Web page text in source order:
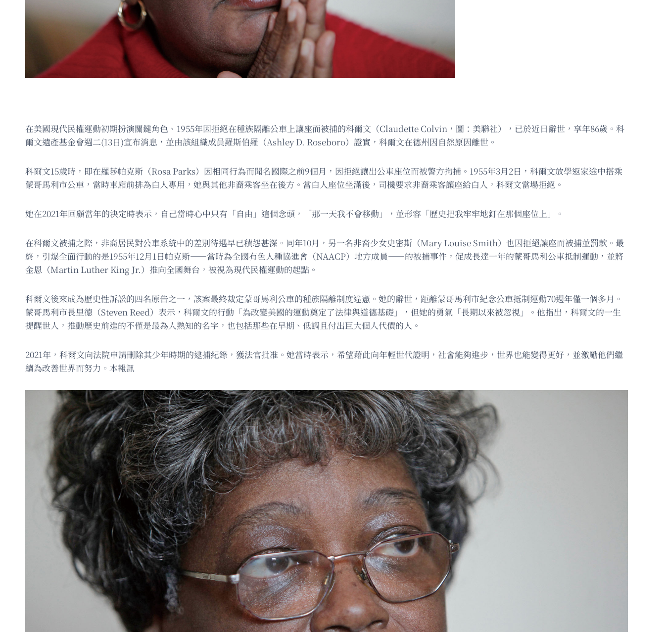
在美國現代民權運動初期扮演關鍵角色、1955年因拒絕在種族隔離公車上讓座而被捕的科爾文（Claudette Colvin，圖：美聯社），已於近日辭世，享年86歲。科
爾文遺產基金會週二(13日)宣布消息，並由該組織成員羅斯伯羅（Ashley D. Roseboro）證實，科爾文在德州因自然原因離世。
科爾文15歲時，即在羅莎帕克斯（Rosa Parks）因相同行為而聞名國際之前9個月，因拒絕讓出公車座位而被警方拘捕。1955年3月2日，科爾文放學返家途中搭乘
蒙哥馬利市公車，當時車廂前排為白人專用，她與其他非裔乘客坐在後方。當白人座位坐滿後，司機要求非裔乘客讓座給白人，科爾文當場拒絕。
她在2021年回顧當年的決定時表示，自己當時心中只有「自由」這個念頭，「那一天我不會移動」，並形容「歷史把我牢牢地釘在那個座位上」。
在科爾文被捕之際，非裔居民對公車系統中的差別待遇早已積怨甚深。同年10月，另一名非裔少女史密斯（Mary Louise Smith）也因拒絕讓座而被捕並罰款。最
終，引爆全面行動的是1955年12月1日帕克斯——當時為全國有色人種協進會（NAACP）地方成員——的被捕事件，促成長達一年的蒙哥馬利公車抵制運動，並將
金恩（Martin Luther King Jr.）推向全國舞台，被視為現代民權運動的起點。
科爾文後來成為歷史性訴訟的四名原告之一，該案最終裁定蒙哥馬利公車的種族隔離制度違憲。她的辭世，距離蒙哥馬利市紀念公車抵制運動70週年僅一個多月。
蒙哥馬利市長里德（Steven Reed）表示，科爾文的行動「為改變美國的運動奠定了法律與道德基礎」，但她的勇氣「長期以來被忽視」。他指出，科爾文的一生
提醒世人，推動歷史前進的不僅是最為人熟知的名字，也包括那些在早期、低調且付出巨大個人代價的人。
2021年，科爾文向法院申請刪除其少年時期的逮捕紀錄，獲法官批准。她當時表示，希望藉此向年輕世代證明，社會能夠進步，世界也能變得更好，並激勵他們繼
續為改善世界而努力。本報訊